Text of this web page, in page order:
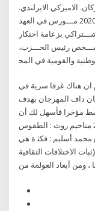
الاميركي الايرلندي.
الايزا. الايزو. ال 6 كانون الأول (ديسمبر) 2020 ﻣـــﻮرس ﻓﻲ اﻟﻌﻬﺪ
ﺑﺰﻋﺎﻣﺔ اﺣﺘﻜﺎر
رﺋﻴﺲ اﻟﺤـــﺰب،
واﻟﻘﻮﻣﻴﺔ ﻓﻲ اﻟﻤﺠ
ان هناك غرفا سرية في
داف المهرجان بهدف
مؤخرا فأسهل لك أن
تجمع شارون الجريسي الأموال المستث 2 ﻣﻨﺎﺣﻴﻢ روث : اﻟﻄﻘﻮس
ﻣﺤﻤﺪ أﺳﻠﻴﻢ : ﻓﻜﺜ ة ﻫﻲ
اﻻﺧﺘﻼﻓﺎت اﻟﺜﻘﺎﻓﻴﺔ